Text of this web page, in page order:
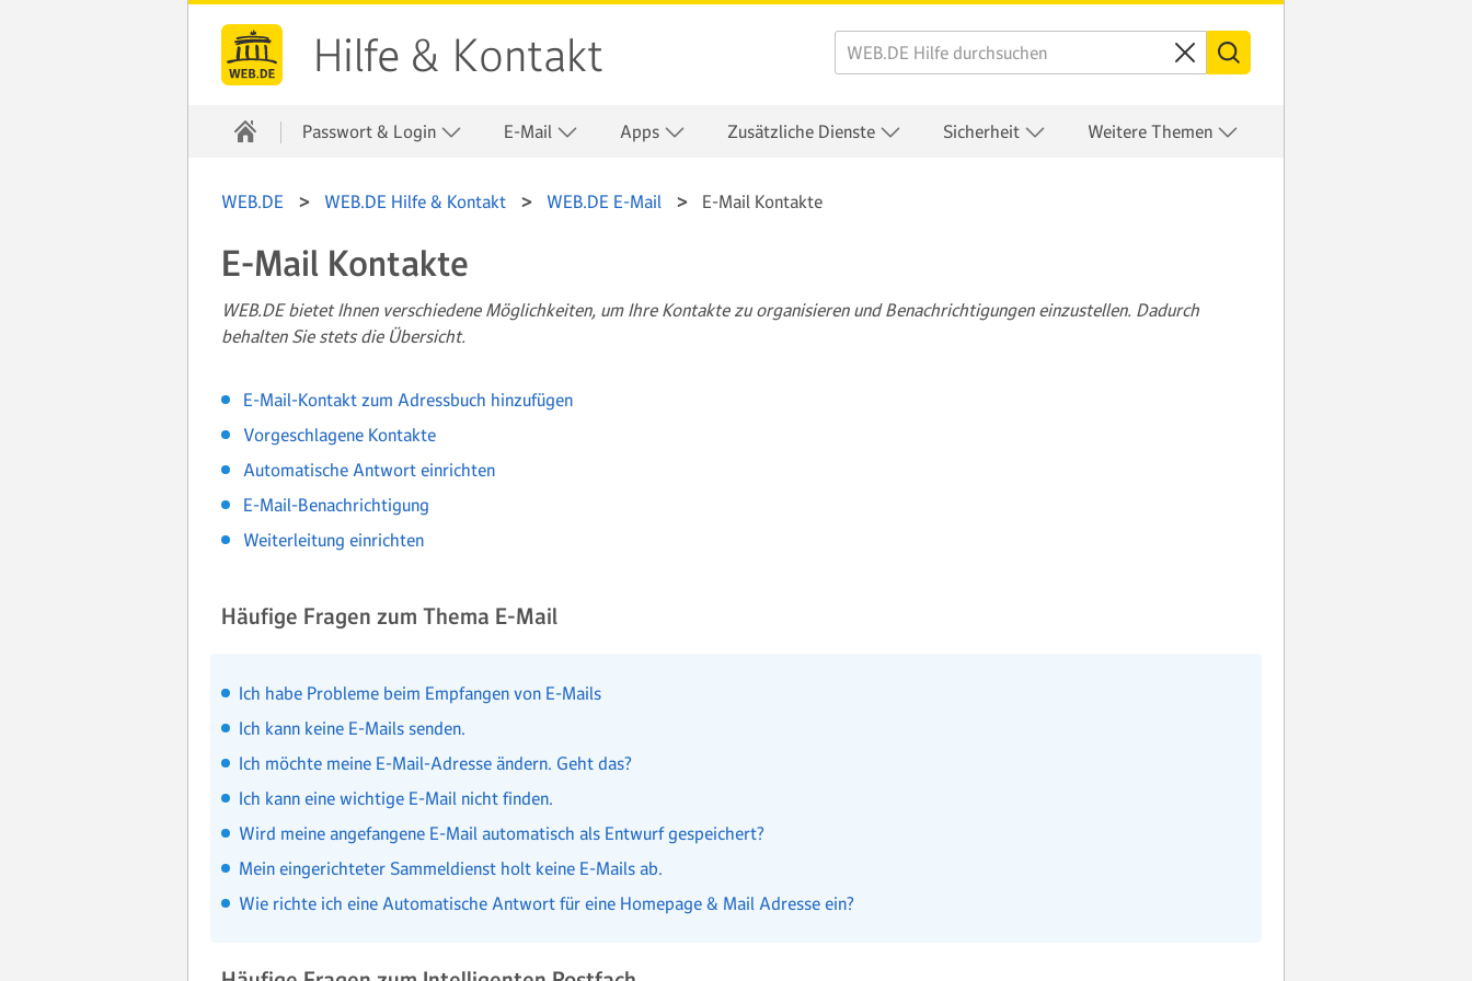
Hilfe & Kontakt
Passwort & Login E-Mail Apps Zusätzliche Dienste Sicherheit Weitere Themen
WEB.DE WEB.DE Hilfe & Kontakt WEB.DE E-Mail E-Mail Kontakte
E-Mail Kontakte
WEB.DE bietet Ihnen verschiedene Möglichkeiten, um Ihre Kontakte zu organisieren und Benachrichtigungen einzustellen. Dadurch
behalten Sie stets die Übersicht.
E-Mail-Kontakt zum Adressbuch hinzufügen
Vorgeschlagene Kontakte
Automatische Antwort einrichten
E-Mail-Benachrichtigung
Weiterleitung einrichten
Häufige Fragen zum Thema E-Mail
Ich habe Probleme beim Empfangen von E-Mails
Ich kann keine E-Mails senden.
Ich möchte meine E-Mail-Adresse ändern. Geht das?
Ich kann eine wichtige E-Mail nicht finden.
Wird meine angefangene E-Mail automatisch als Entwurf gespeichert?
Mein eingerichteter Sammeldienst holt keine E-Mails ab.
Wie richte ich eine Automatische Antwort für eine Homepage & Mail Adresse ein?